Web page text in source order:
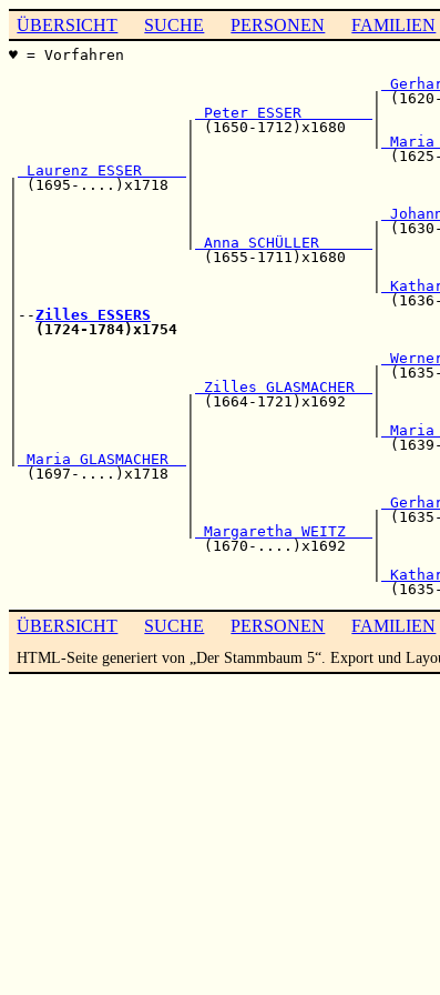
ÜBERSICHT SUCHE PERSONEN FAMILIEN
♥ = Vorfahren
Peter ESSER
| (1650-
|
Laurenz ESSER
| (1695-
|                   |
|                   |                    |
Anna SCHÜLLER
|                     (1655-
|                                        |
|                                          (1636-
|--Zilles ESSERS
(1724-1784)x1754
|
|                                        | (1635-
Zilles GLASMACHER
|                   | (1664-
|                   |                    |
|                   |                      (1639-
Maria GLASMACHER
(1697-
|
|                    |
Margaretha WEITZ
(1670-
|
ÜBERSICHT SUCHE PERSONEN FAMILIEN
HTML-Seite generiert von „Der Stammbaum 5“. Export und